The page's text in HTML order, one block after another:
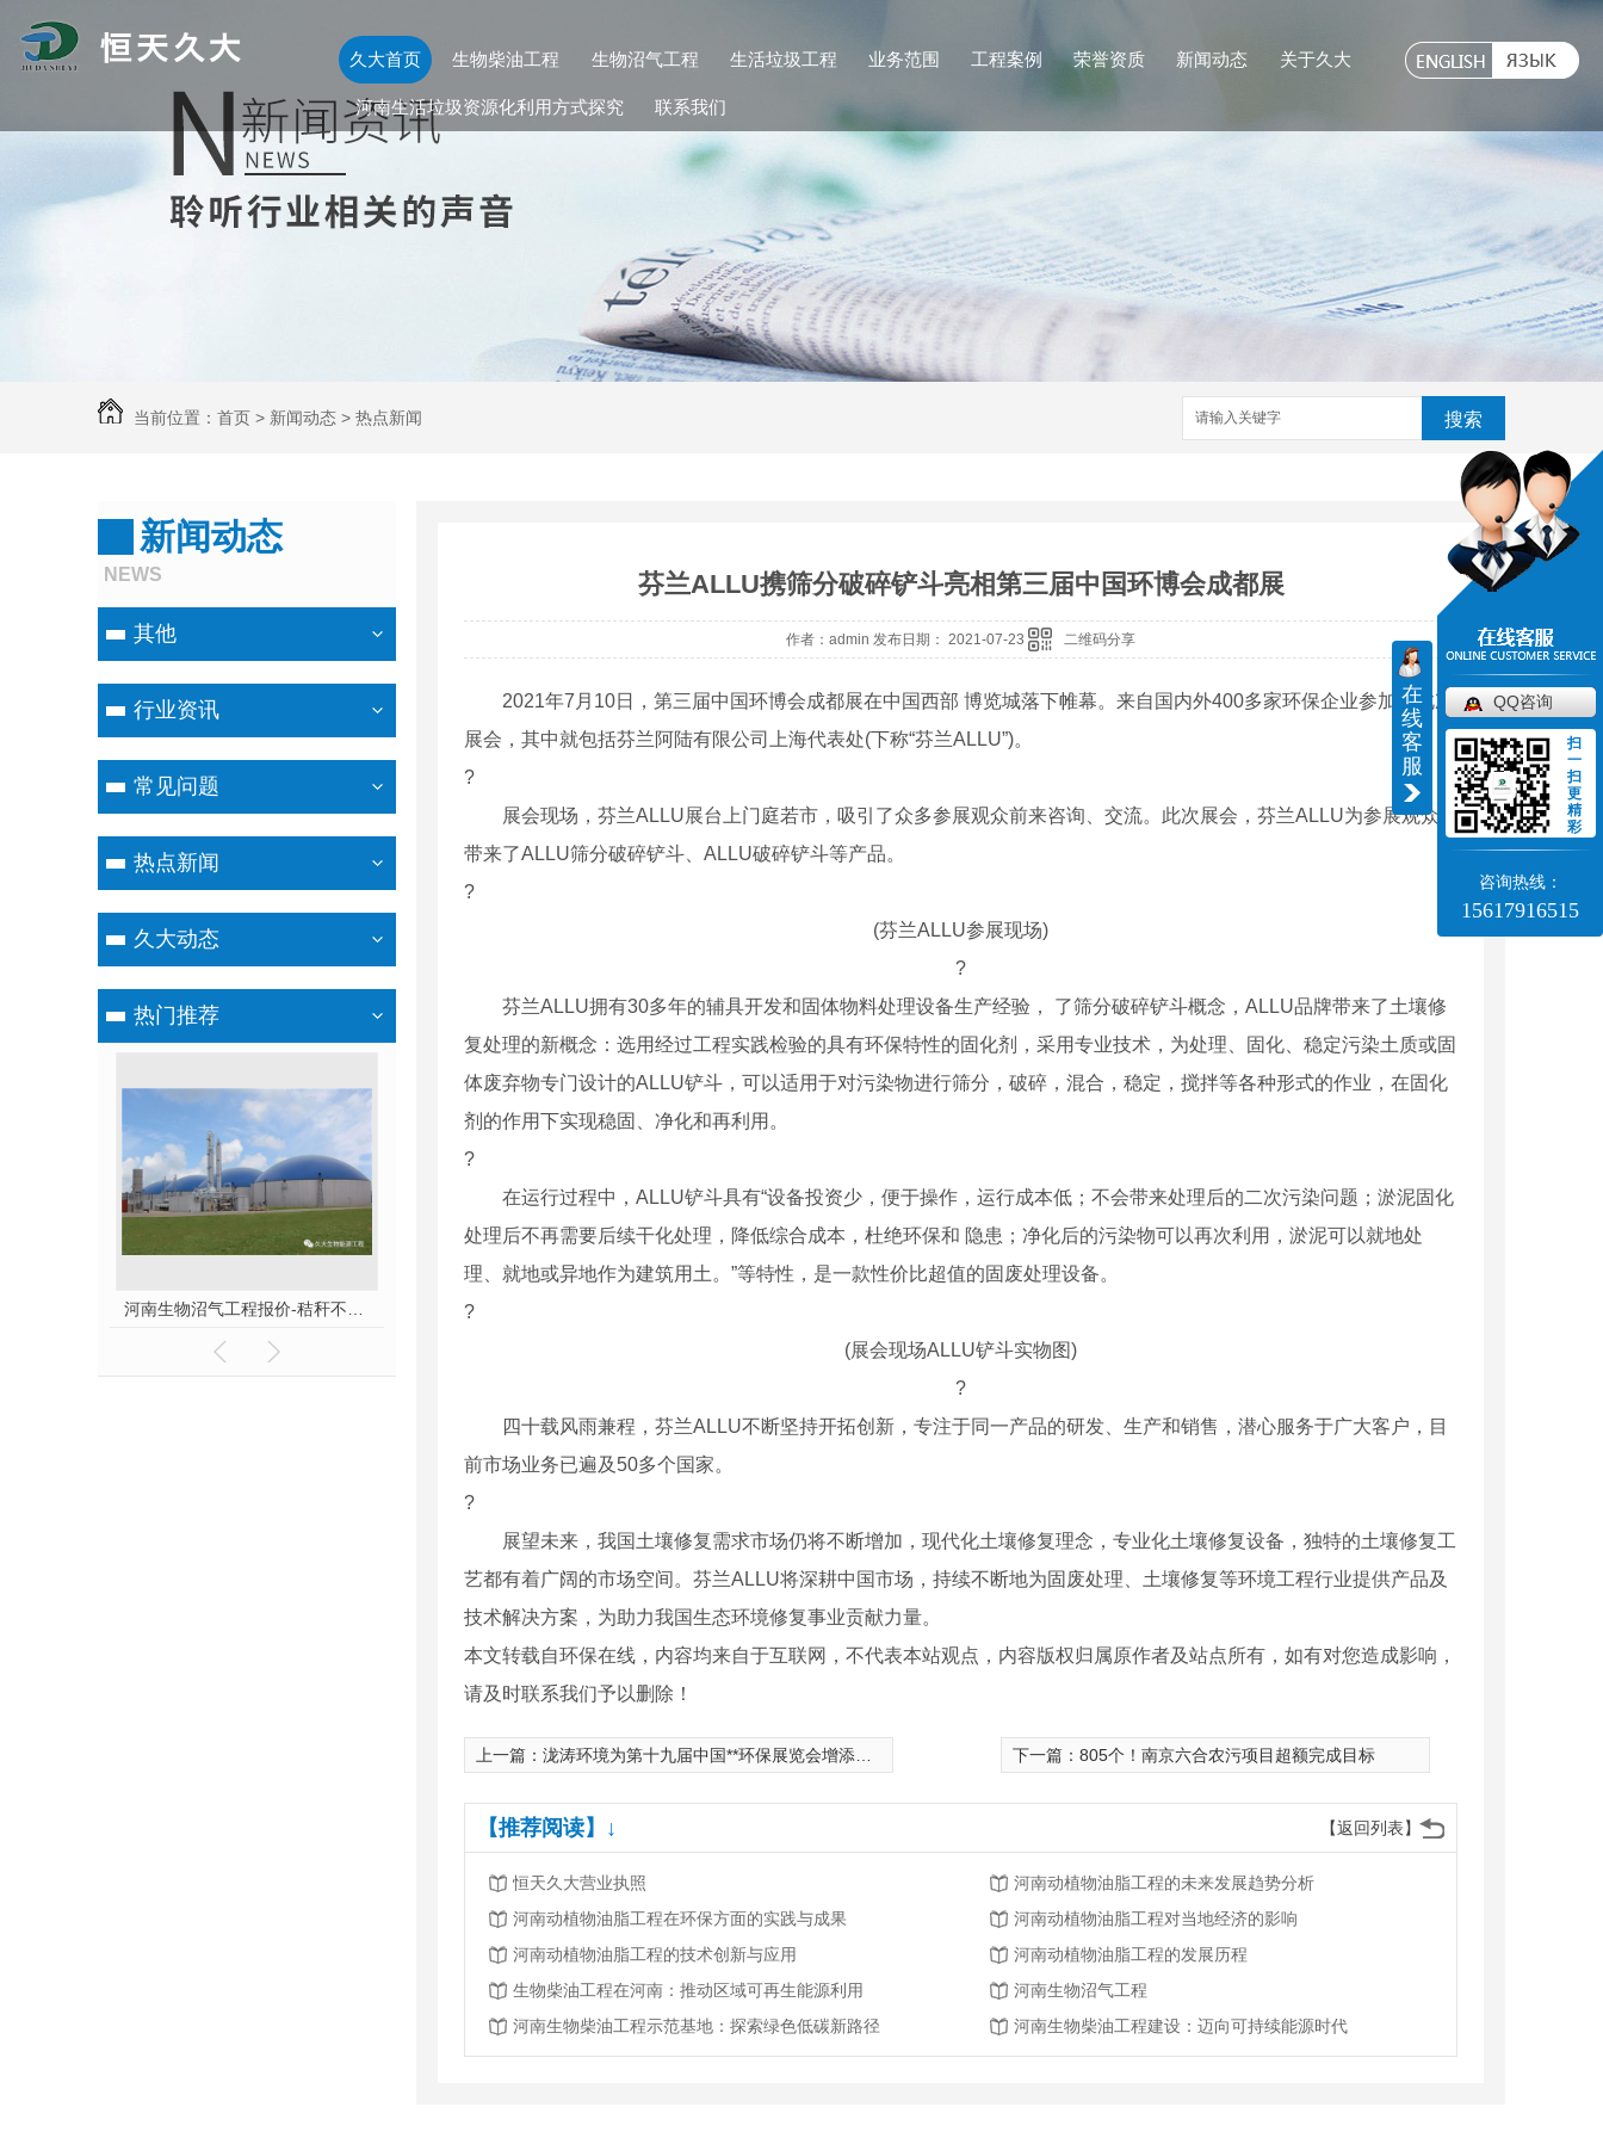
久大首页 生物柴油工程 生物沼气工程 生活垃圾工程 业务范围 工程案例 荣誉资质 新闻动态 关于久大
河南生活垃圾资源化利用方式探究 联系我们
当前位置： 首页 > 新闻动态 > 热点新闻 搜索
新闻动态
NEWS
其他
行业资讯
常见问题
热点新闻
久大动态
热门推荐
沼气生产将成下一个能源产业风口
芬兰ALLU携筛分破碎铲斗亮相第三届中国环博会成都展
作者：admin 发布日期： 2021-07-23 二维码分享
2021年7月10日，第三届中国环博会成都展在中国西部 博览城落下帷幕。来自国内外400多家环保企业参加了此次
展会，其中就包括芬兰阿陆有限公司上海代表处(下称“芬兰ALLU”)。
?
展会现场，芬兰ALLU展台上门庭若市，吸引了众多参展观众前来咨询、交流。此次展会，芬兰ALLU为参展观众
带来了ALLU筛分破碎铲斗、ALLU破碎铲斗等产品。
?
(芬兰ALLU参展现场)
?
芬兰ALLU拥有30多年的辅具开发和固体物料处理设备生产经验， 了筛分破碎铲斗概念，ALLU品牌带来了土壤修
复处理的新概念：选用经过工程实践检验的具有环保特性的固化剂，采用专业技术，为处理、固化、稳定污染土质或固
体废弃物专门设计的ALLU铲斗，可以适用于对污染物进行筛分，破碎，混合，稳定，搅拌等各种形式的作业，在固化
剂的作用下实现稳固、净化和再利用。
?
在运行过程中，ALLU铲斗具有“设备投资少，便于操作，运行成本低；不会带来处理后的二次污染问题；淤泥固化
处理后不再需要后续干化处理，降低综合成本，杜绝环保和 隐患；净化后的污染物可以再次利用，淤泥可以就地处
理、就地或异地作为建筑用土。”等特性，是一款性价比超值的固废处理设备。
?
(展会现场ALLU铲斗实物图)
?
四十载风雨兼程，芬兰ALLU不断坚持开拓创新，专注于同一产品的研发、生产和销售，潜心服务于广大客户，目
前市场业务已遍及50多个国家。
?
展望未来，我国土壤修复需求市场仍将不断增加，现代化土壤修复理念，专业化土壤修复设备，独特的土壤修复工
艺都有着广阔的市场空间。芬兰ALLU将深耕中国市场，持续不断地为固废处理、土壤修复等环境工程行业提供产品及
技术解决方案，为助力我国生态环境修复事业贡献力量。
本文转载自环保在线，内容均来自于互联网，不代表本站观点，内容版权归属原作者及站点所有，如有对您造成影响，
请及时联系我们予以删除！
上一篇： 泷涛环境为第十九届中国**环保展览会增添绿色力量 下一篇： 805个！南京六合农污项目超额完成目标
【返回列表】
【推荐阅读】↓
恒天久大营业执照
河南动植物油脂工程的未来发展趋势分析
河南动植物油脂工程在环保方面的实践与成果
河南动植物油脂工程对当地经济的影响
河南动植物油脂工程的技术创新与应用
河南动植物油脂工程的发展历程
生物柴油工程在河南：推动区域可再生能源利用
河南生物沼气工程
河南生物柴油工程示范基地：探索绿色低碳新路径
河南生物柴油工程建设：迈向可持续能源时代
在
线
客
服
QQ咨询
扫
一
扫
更
精
彩
咨询热线：
15617916515